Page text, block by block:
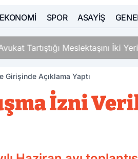
EKONOMI SPOR ASAYIŞ
Tartıştığı Meslektaşını İki
Açıklama Yaptı
İzni